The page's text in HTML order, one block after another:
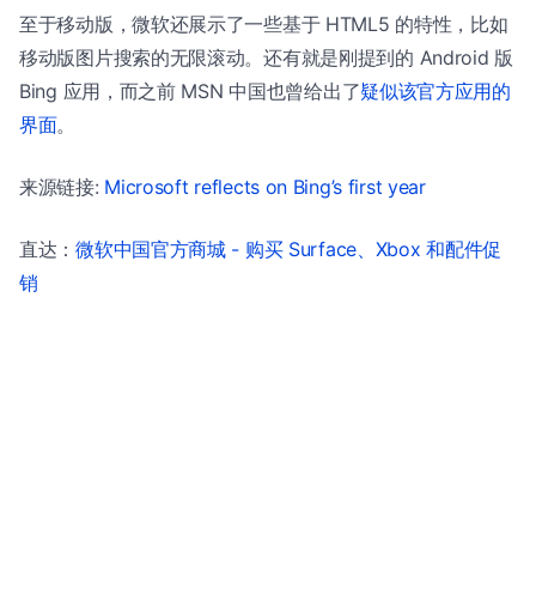
至于移动版，微软还展示了一些基于 HTML5 的特性，比如
移动版图片搜索的无限滚动。还有就是刚提到的 Android 版
Bing 应用，而之前 MSN 中国也曾给出了疑似该官方应用的
界面。
来源链接: Microsoft reflects on Bing’s first year
直达：微软中国官方商城 - 购买 Surface、Xbox 和配件促
销